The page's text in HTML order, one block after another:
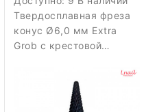
Твердосплавная фреза
конус Ø6,0 мм Extra
Grob с крестовой
14,6 мм. Предназначена
для интенсивного и